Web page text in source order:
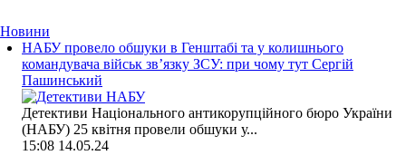
Новини
НАБУ провело обшуки в Генштабі та у колишнього
командувача військ зв’язку ЗСУ: при чому тут Сергій
Пашинський
Детективи Національного антикорупційного бюро України
(НАБУ) 25 квітня провели обшуки у...
15:08 14.05.24